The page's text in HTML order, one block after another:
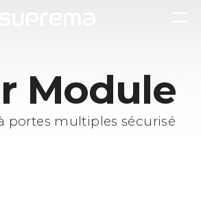
Module
portes multiples sécurisé